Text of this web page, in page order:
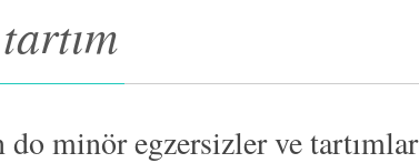
tartım
minör egzersizler ve tartımlar